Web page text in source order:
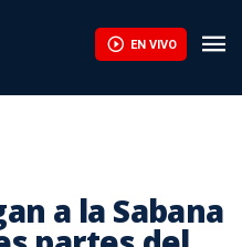
EN VIVO
a la Sabana